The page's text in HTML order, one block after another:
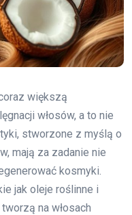
większą
włosów, a to nie
stworzone z myślą o
mają za zadanie nie
kosmyki.
jak oleje roślinne i
na włosach